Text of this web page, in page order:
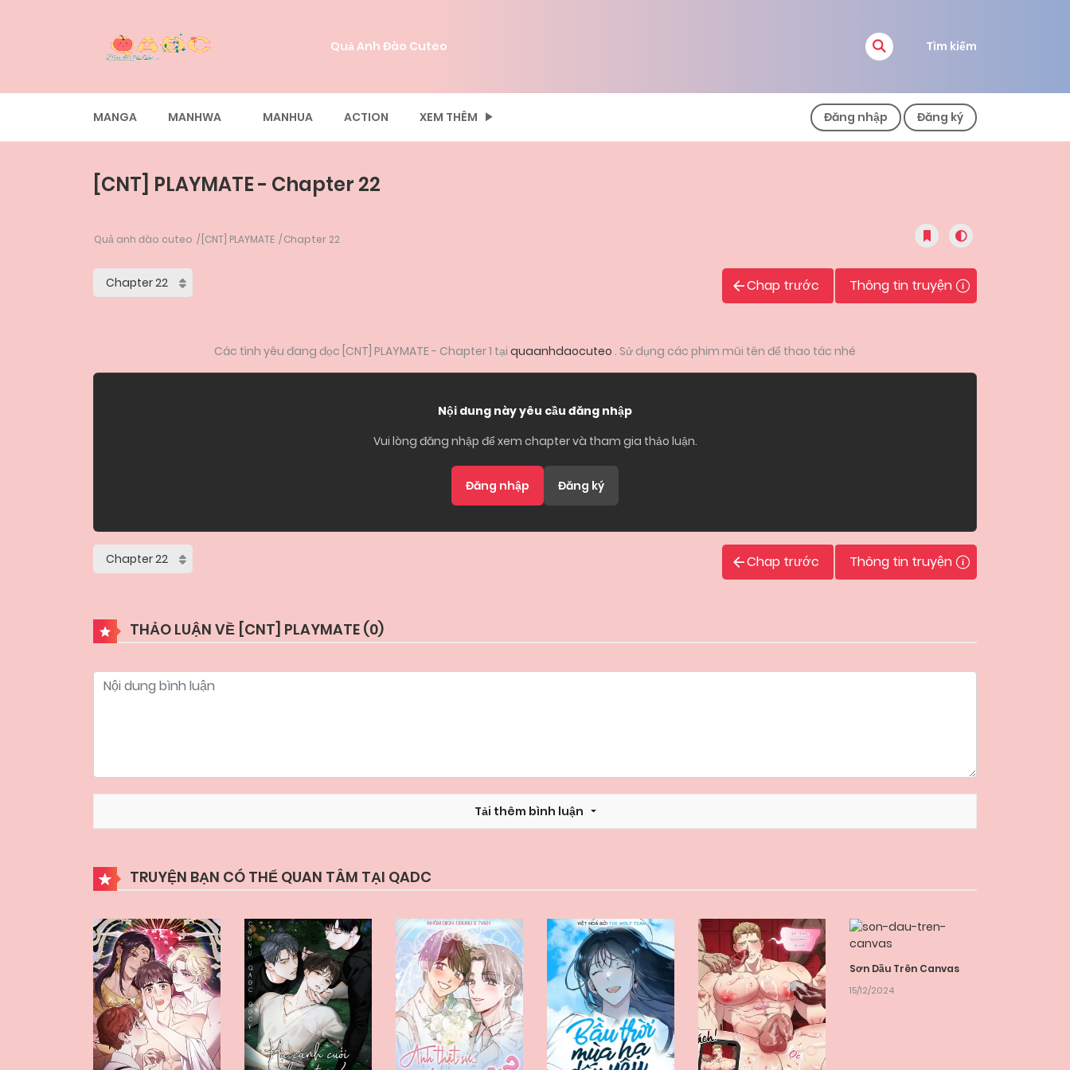
Quả Anh Đào Cuteo Tìm kiếm
MANGA MANHWA MANHUA ACTION XEM THÊM Đăng nhập Đăng ký
[CNT] PLAYMATE - Chapter 22
Quả anh đào cuteo [CNT] PLAYMATE Chapter 22
Chap trước Thông tin truyện
Các tình yêu đang đọc [CNT] PLAYMATE - Chapter 1 tại quaanhdaocuteo . Sử dụng các phim mũi tên để thao tác nhé
Nội dung này yêu cầu đăng nhập
Vui lòng đăng nhập để xem chapter và tham gia thảo luận.
Đăng nhập Đăng ký
Chap trước Thông tin truyện
THẢO LUẬN VỀ [CNT] PLAYMATE (0)
Tải thêm bình luận
TRUYỆN BẠN CÓ THỂ QUAN TÂM TẠI QADC
Sơn Dầu Trên Canvas
15/12/2024